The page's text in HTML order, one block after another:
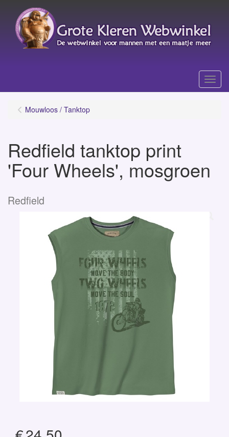
Menu
Mouwloos / Tanktop
Redfield tanktop print
'Four Wheels', mosgroen
Redfield